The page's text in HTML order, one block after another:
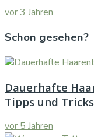
vor 3 Jahren
Schon gesehen?
Dauerhafte
Tipps und Tricks
vor 5 Jahren